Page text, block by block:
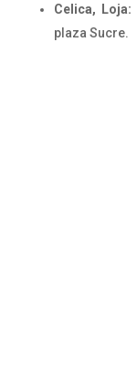
Celica, Loja:
plaza Sucre.